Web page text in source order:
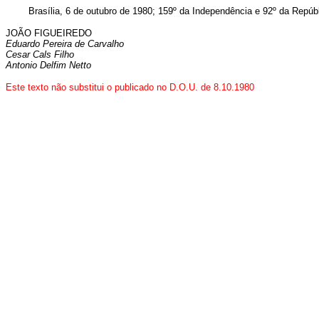
Brasília, 6 de outubro de 1980; 159º da Independência e 92º da
JOÃO FIGUEIREDO
Eduardo Pereira de Carvalho
Cesar Cals Filho
Antonio Delfim Netto
Este texto não substitui o publicado no D.O.U. de 8.10.1980